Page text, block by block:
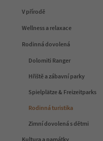
V přírodě
Wellness a relaxace
Rodinná dovolená
Dolomiti Ranger
Hřiště a zábavní parky
Spielplätze & Freizeitparks
Rodinná turistika
Zimní dovolená s dětmi
Kultura a památky